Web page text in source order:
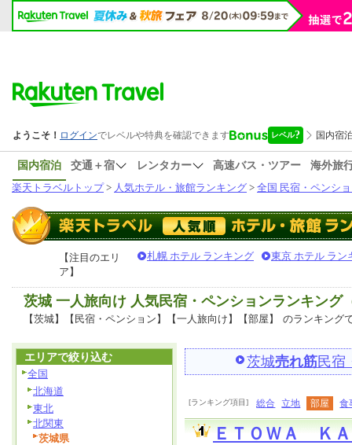
国内宿泊 交通＋宿 レンタカー 高速バス・ツアー
海外旅
楽天トラベルトップ> 人気ホテル・旅館ランキング > 全国 民宿・ペンシ
【注目のエリ
ア】
札幌 ホテル ランキング 東京 ホテル ラン
茨城 一人旅向け 人気民宿・ペンションランキング
【茨城】【民宿・ペンション】【一人旅向け】【部屋】 のランキング
茨城売れ筋民宿
[ランキング項目] 総合 立地 部屋 食
ＥＴＯＷＡ ＫＡ
エリアで絞り込む
全国
北海道
東北
北関東
茨城県